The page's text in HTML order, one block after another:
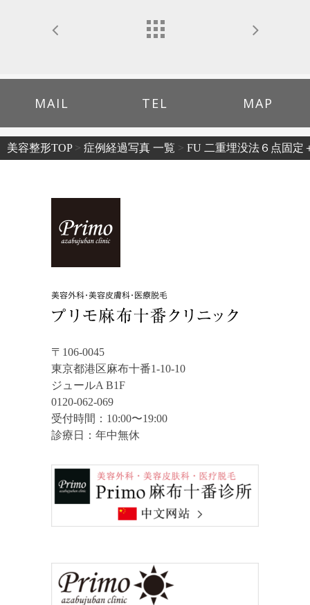
MAIL TEL MAP
美容整形TOP> 症例経過写真 一覧 > FU 二重埋没法６点固定
〒106-0045
東京都港区麻布十番1-10-10
ジュールA B1F
0120-062-069
受付時間：10:00〜19:00
診療日：年中無休